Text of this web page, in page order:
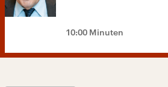
10:00 Minuten